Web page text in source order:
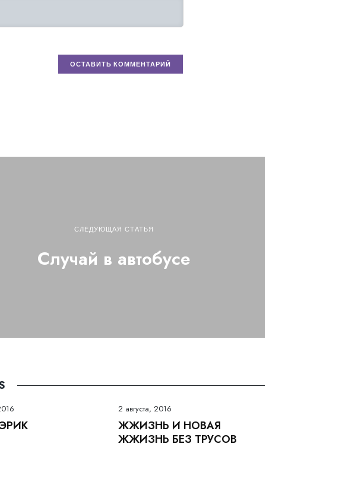
СЛЕДУЮЩАЯ СТАТЬЯ
Случай в автобусе
2 августа, 2016
ЖЖИЗНЬ И НОВАЯ
ЖЖИЗНЬ БЕЗ ТРУСОВ